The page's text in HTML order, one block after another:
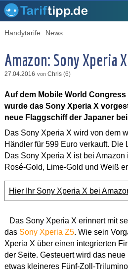
Handytarife : News
Amazon: Sony Xperia
27.04.2016 von Chris (6)
Auf dem Mobile World
wurde das Sony Xperia X
neue Flaggschiff der Japaner
Das Sony Xperia X wird von dem
Händler für 599 Euro verkauft. Die
Das Sony Xperia X ist bei
Rosé-Gold, Lime-Gold und Weiß
Hier Ihr Sony Xperia X bei
Das Sony Xperia X erinnert mit
das Sony Xperia Z5. Wie sein
Xperia X über einen integrierten
der Seite. Gesteuert wird das
etwas kleineres Fünf-Zoll-